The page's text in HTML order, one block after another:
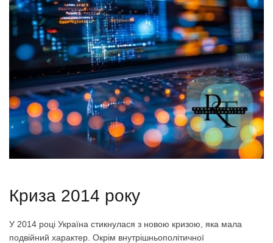
Криза 2014 року
У 2014 році Україна стикнулася з новою кризою, яка мала
подвійний характер. Окрім внутрішньополітичної